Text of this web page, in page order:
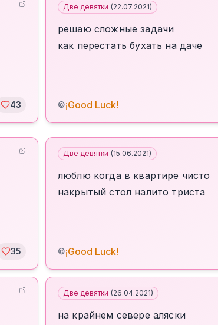
43
Две девятки (22.07.2021)
решаю сложные задачи
как перестать бухать на даче
©¡Good Luck!
35
Две девятки (15.06.2021)
люблю когда в квартире чисто
накрытый стол налито триста
©¡Good Luck!
Две девятки (26.04.2021)
на крайнем севере аляски